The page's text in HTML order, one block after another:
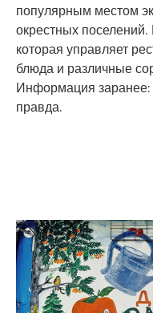
популярным местом
окрестных
которая управляет
блюда и различные
Информация заранее:
правда.